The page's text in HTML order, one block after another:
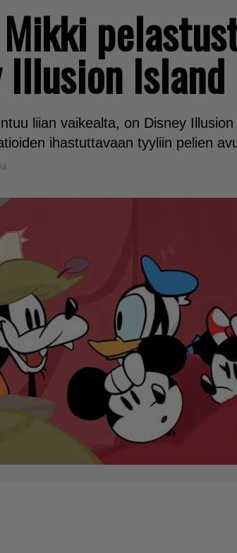
Illusion Island
liian vaikealta, on Disney
ihastuttavaan tyyliin pelien